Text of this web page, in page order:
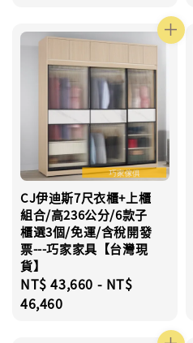
CJ伊迪斯7尺衣櫃+上櫃
組合/高236公分/6款子
櫃選3個/免運/含稅開發
票---巧家家具【台灣現
貨】
Regular
price
NT$ 43,660 - NT$
46,460